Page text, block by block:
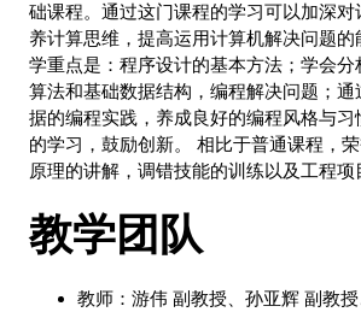
础课程。通过这门课程的学习可以加深
养计算思维，提高运用计算机解决问题
学重点是：程序设计的基本方法；学会
算法和基础数据结构，编程解决问题；
据的编程实践，养成良好的编程风格与
的学习，鼓励创新。 相比于普通课程，
原理的讲解，调错技能的训练以及工程项
教学团队
教师：游伟 副教授、孙亚辉 副教